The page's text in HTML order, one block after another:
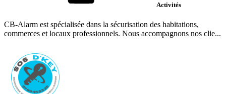
Activités
CB-Alarm est spécialisée dans la sécurisation des habitations,
commerces et locaux professionnels. Nous accompagnons nos clie...